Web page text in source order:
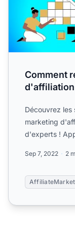
Comment
d'affiliation
Découvrez les
marketing
d'experts !
Sep 7, 2022 2